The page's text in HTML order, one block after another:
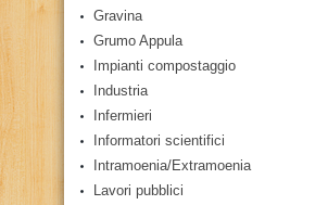
Gravina
Grumo Appula
Impianti compostaggio
Industria
Infermieri
Informatori scientifici
Intramoenia/Extramoenia
Lavori pubblici